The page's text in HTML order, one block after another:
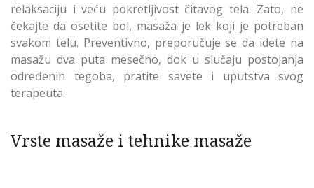
relaksaciju i veću pokretljivost čitavog tela. Zato, ne
čekajte da osetite bol, masaža je lek koji je potreban
svakom telu. Preventivno, preporučuje se da idete na
masažu dva puta mesečno, dok u slučaju postojanja
određenih tegoba, pratite savete i uputstva svog
terapeuta.
Vrste masaže i tehnike masaže